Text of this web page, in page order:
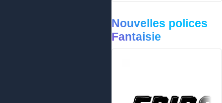
Nouvelles polices
Fantaisie